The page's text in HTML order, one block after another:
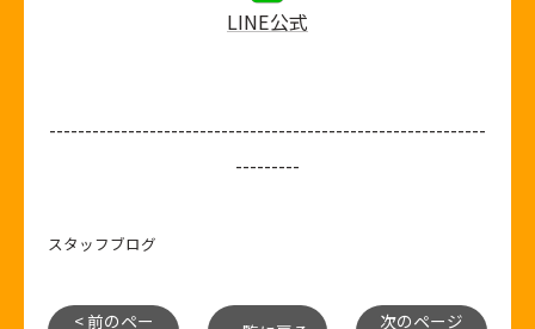
LINE公式
-------------------------------------------------------------
---------
スタッフブログ
< 前のペー 次のページ